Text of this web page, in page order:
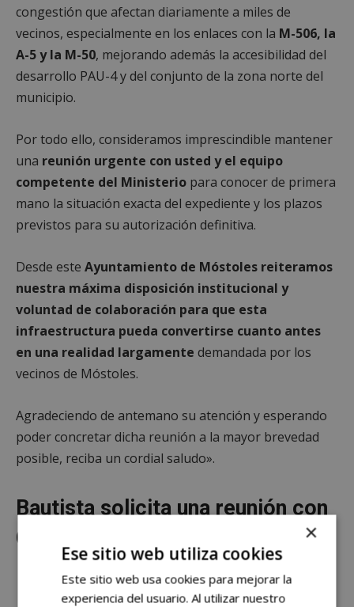
congestión que afectan diariamente a miles de
vecinos, especialmente en los enlaces con la M-506, la
A-5 y la M-50, mejorando además la accesibilidad del
desarrollo PAU-4 y del conjunto de la zona norte del
municipio.
Por todo ello, consideramos imprescindible mantener
una reunión urgente con usted y el equipo
competente del Ministerio para conocer de primera
mano la situación exacta del expediente y los plazos
previstos para su autorización definitiva.
Desde este Ayuntamiento de Móstoles reiteramos
nuestra máxima disposición institucional y
voluntad de colaboración para que esta
infraestructura pueda convertirse cuanto antes
en una realidad largamente demandada por los
vecinos de Móstoles.
Agradeciendo de antemano su atención y esperando
poder concretar dicha reunión a la mayor brevedad
posible, reciba un cordial saludo».
Bautista solicita una reunión con
Óscar Puente
×
Ese sitio web utiliza cookies
Este sitio web usa cookies para mejorar la
experiencia del usuario. Al utilizar nuestro